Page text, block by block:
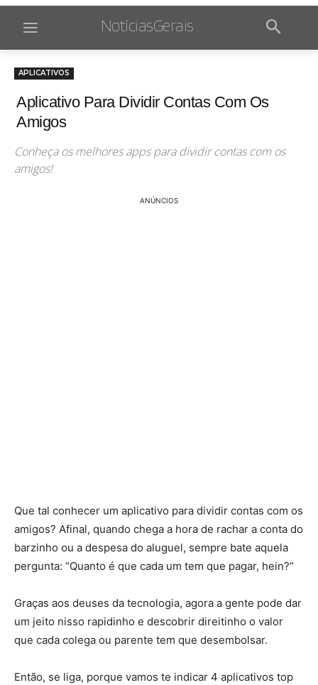
NotíciasGerais
APLICATIVOS
Aplicativo Para Dividir Contas Com Os
Amigos
Conheça os melhores apps para dividir contas com os
amigos!
ANÚNCIOS
Que tal conhecer um aplicativo para dividir contas com os
amigos? Afinal, quando chega a hora de rachar a conta do
barzinho ou a despesa do aluguel, sempre bate aquela
pergunta: “Quanto é que cada um tem que pagar, hein?”
Graças aos deuses da tecnologia, agora a gente pode dar
um jeito nisso rapidinho e descobrir direitinho o valor
que cada colega ou parente tem que desembolsar.
Então, se liga, porque vamos te indicar 4 aplicativos top